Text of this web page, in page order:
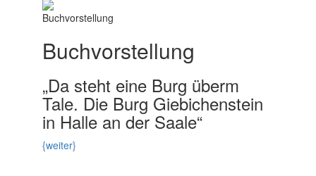
Buchvorstellung
Buchvorstellung
„Da steht eine Burg überm
Tale. Die Burg Giebichenstein
in Halle an der Saale“
{weiter}